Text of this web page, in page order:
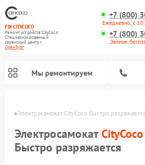
FIX-CITYCOCO
Ремонт устройств CityCoco
Специализированный
cервисный центр г.
Оренбург
+7 (800)
Ежедневно, с
+7 (800)
Звонок
Мы ремонтируем
Электросамокат CityCoco быстро разряжается
Электросамокат CityCoco
Быстро разряжается